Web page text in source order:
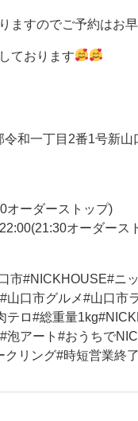
ますのでご予約はお
ております
和一丁目2番1号新
オーダーストップ)
オーダース
市#NICKHOUSE#ニ
山口市グルメ#山口市
テロ#総重量
泡アート#おうちで
クリング#時短営業終